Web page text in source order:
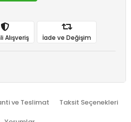
Alışveriş İade ve Değişim
ve Teslimat Taksit Seçenekleri